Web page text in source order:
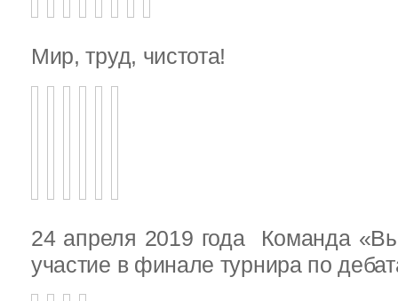
Мир, труд, чистота!
24 апреля 2019 года Команда
участие в финале турнира по